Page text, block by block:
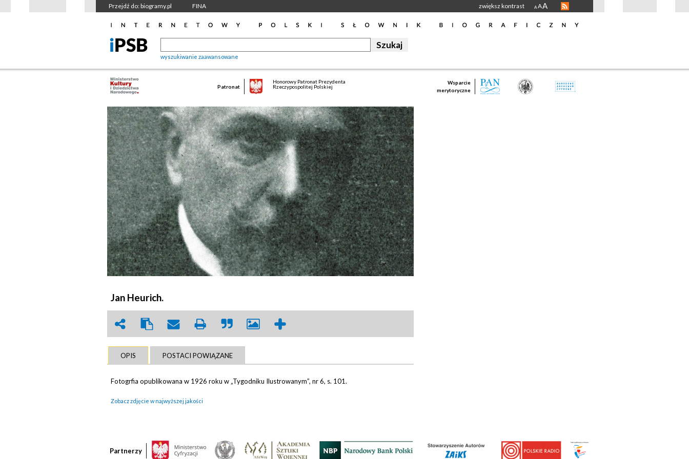
Przejdź do: biogramy.pl FINA zwiększ kontrast A AA
wyszukiwanie zaawansowane
Patronat
Honorowy Patronat Prezydenta
Rzeczypospolitej Polskiej
Wsparcie
merytoryczne
Jan Heurich.
OPIS POSTACI POWIĄZANE
Fotogrfia opublikowana w 1926 roku w „Tygodniku Ilustrowanym”, nr 6, s. 101.
Zobacz zdjęcie w najwyższej jakości
Partnerzy